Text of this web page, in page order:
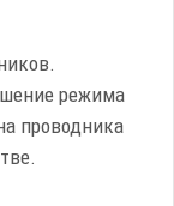
режима
проводника